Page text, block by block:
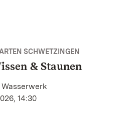
SCHWETZINGEN
& Staunen
14:30